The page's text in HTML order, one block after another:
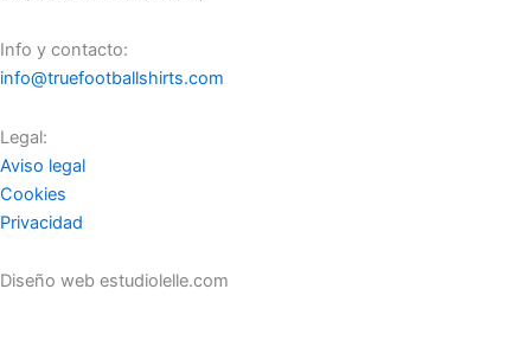
Info y contacto:
info@truefootballshirts.com
Legal:
Aviso legal
Cookies
Privacidad
Diseño web estudiolelle.com